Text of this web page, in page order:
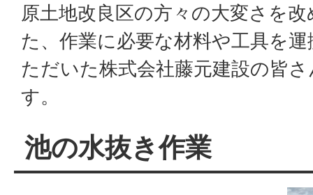
原土地改良区の方々の大変さを
た、作業に必要な材料や工具を
ただいた株式会社藤元建設の皆
す。
池の水抜き作業